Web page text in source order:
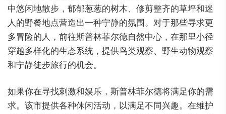
中悠闲地散步，郁郁葱葱的树木、修剪整齐的草坪和迷
人的野餐地点营造出一种宁静的氛围。对于那些寻求更
多冒险的人，前往斯普林菲尔德自然中心，在那里小径
穿越多样化的生态系统，提供鸟类观察、野生动物观察
和宁静徒步旅行的机会。
如果你在寻找刺激和娱乐，斯普林菲尔德将满足你的需
求。该市提供各种休闲活动，以满足不同兴趣。在维护